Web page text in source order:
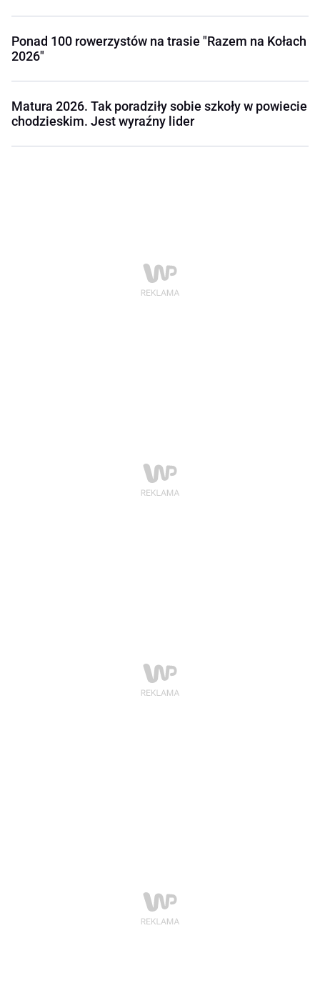
Ponad 100 rowerzystów na trasie "Razem na Kołach
2026"
Matura 2026. Tak poradziły sobie szkoły w powiecie
chodzieskim. Jest wyraźny lider